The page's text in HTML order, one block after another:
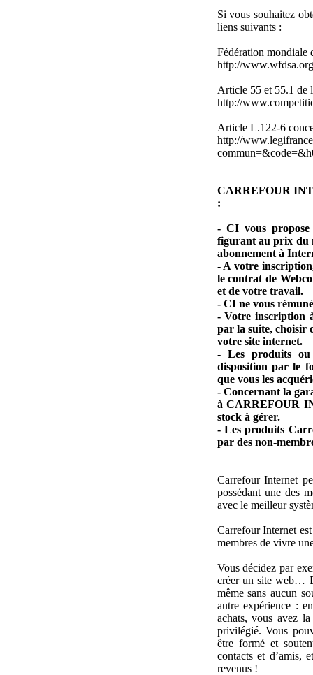
Si vous souhaitez
liens suivants :
Fédération mondiale
http://
Article 55 et 55.1 de
http://
Article L.122-6
http://
CARREFOUR
:
- CI vous propose
figurant au prix du
abonnement à
- A votre
le contrat de
et de votre travail.
- CI ne vous
- Votre inscription
par la suite, choisir
votre site internet.
- Les produits ou
disposition par le
que vous les
- Concernant la
à CARREFOUR
stock à gérer.
- Les produits
par des non-
Carrefour Internet
possédant une des
avec le meilleur
Carrefour Internet
membres de vivre
Vous décidez par
créer un site web…
même sans aucun
autre expérience :
achats, vous avez
privilégié. Vous
être formé et
contacts et d’amis,
revenus !